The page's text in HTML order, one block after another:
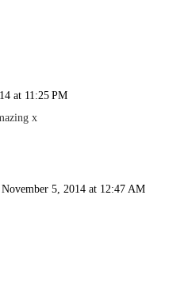
at 11:25 PM
x
November 5, 2014 at 12:47 AM